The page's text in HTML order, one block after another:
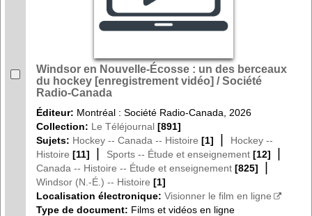
Windsor en Nouvelle-Écosse : un des berceaux
du hockey [enregistrement vidéo] / Société
Radio-Canada
Éditeur: Montréal : Société Radio-Canada, 2026
Collection: Le Téléjournal [891]
Sujets: Hockey -- Canada -- Histoire [1] |
Hockey --
Histoire [11] | Sports -- Étude et enseignement [12] |
Canada -- Histoire -- Étude et enseignement [825] |
Windsor (N.-É.) -- Histoire [1]
Localisation électronique: Visionner le film en ligne
Type de document: Films et vidéos en ligne